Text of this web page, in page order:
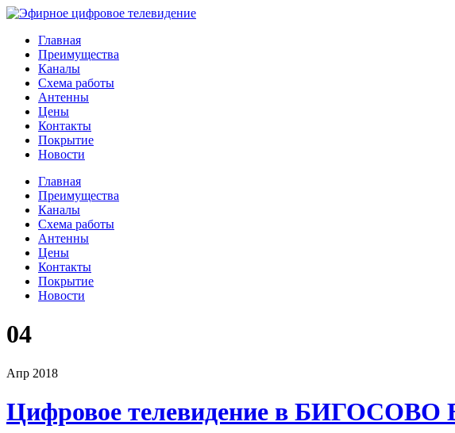
Главная
Преимущества
Каналы
Схема работы
Антенны
Цены
Контакты
Покрытие
Новости
Главная
Преимущества
Каналы
Схема работы
Антенны
Цены
Контакты
Покрытие
Новости
04
Апр 2018
Цифровое телевидение в БИГОСОВО